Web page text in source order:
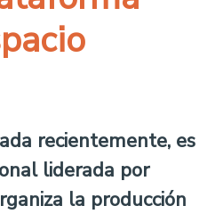
recientemente, es
liderada por
la producción